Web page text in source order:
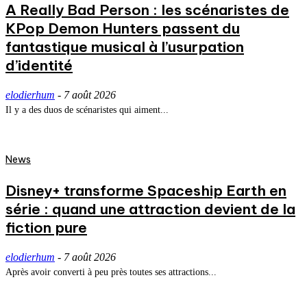
A Really Bad Person : les scénaristes de
KPop Demon Hunters passent du
fantastique musical à l’usurpation
d’identité
elodierhum - 7 août 2026
Il y a des duos de scénaristes qui aiment...
News
Disney+ transforme Spaceship Earth en
série : quand une attraction devient de la
fiction pure
elodierhum - 7 août 2026
Après avoir converti à peu près toutes ses attractions...